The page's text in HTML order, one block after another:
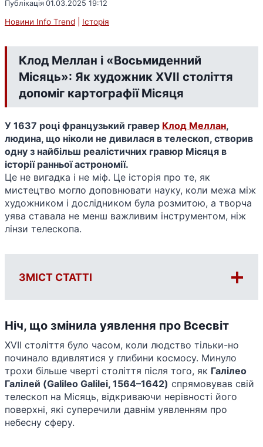
Публікація 01.03.2025 19:12
Новини Info Trend Історія
Клод Меллан і «Восьмиденний
Місяць»: Як художник XVII століття
допоміг картографії Місяця
У 1637 році французький гравер Клод Меллан,
людина, що ніколи не дивилася в телескоп, створив
одну з найбільш реалістичних гравюр Місяця в
історії ранньої астрономії.
Це не вигадка і не міф. Це історія про те, як
мистецтво могло доповнювати науку, коли межа між
художником і дослідником була розмитою, а творча
уява ставала не менш важливим інструментом, ніж
лінзи телескопа.
ЗМІСТ СТАТТІ
Ніч, що змінила уявлення про Всесвіт
XVII століття було часом, коли людство тільки-но
починало вдивлятися у глибини космосу. Минуло
трохи більше чверті століття після того, як Галілео
Галілей (Galileo Galilei, 1564–1642) спрямовував свій
телескоп на Місяць, відкриваючи нерівності його
поверхні, які суперечили давнім уявленням про
небесну сферу.